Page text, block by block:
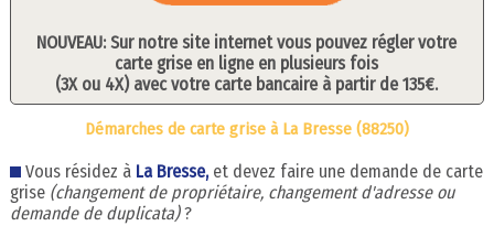
NOUVEAU: Sur notre site internet vous pouvez régler votre
carte grise en ligne en plusieurs fois
(3X ou 4X) avec votre carte bancaire à partir de 135€.
Démarches de carte grise à La Bresse (88250)
Vous résidez à La Bresse, et devez faire une demande de carte
grise (changement de propriétaire, changement d'adresse ou
demande de duplicata)?